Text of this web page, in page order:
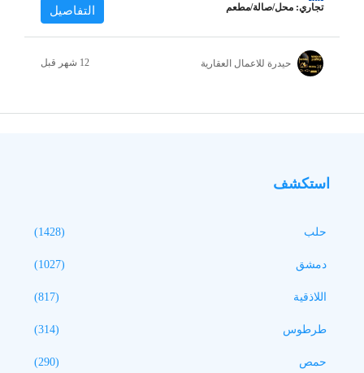
تجاري: محل/صالة/مطعم التفاصيل
حيدرة للاعمال العقارية
استكشف
حلب (1428)
دمشق (1027)
اللاذقية (817)
طرطوس (314)
حمص (290)